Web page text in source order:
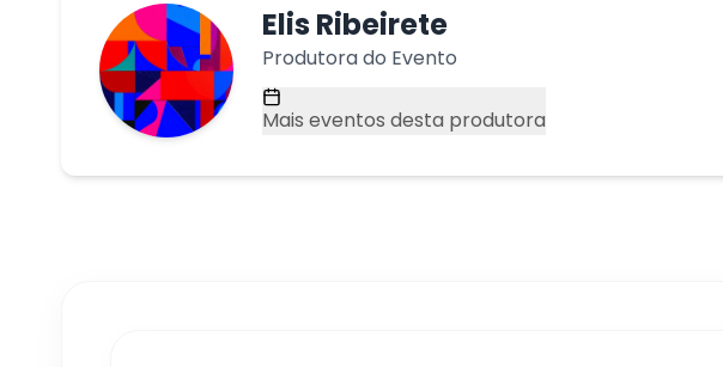
Elis Ribeirete
Produtora do Evento
Mais eventos desta produtora